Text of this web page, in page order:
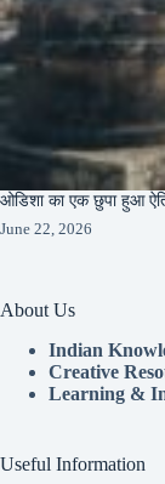
ओडिशा का एक छुपा हुआ
June 22, 2026
About Us
Indian
Creative
Learning &
Useful Information